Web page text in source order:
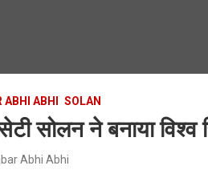
ABHI ABHI SOLAN
सोलन ने बनाया विश्व
Abhi Abhi